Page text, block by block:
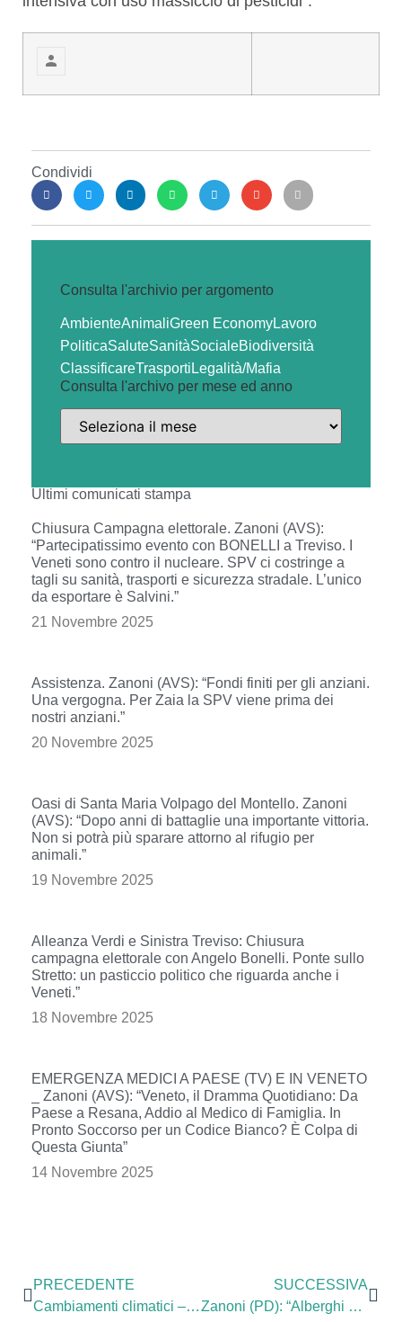
Condividi
Consulta l'archivio per argomento
AmbienteAnimaliGreen EconomyLavoro
PoliticaSaluteSanitàSocialeBiodiversità
ClassificareTrasporti Legalità/Mafia
Consulta l'archivo per mese ed anno
Ultimi comunicati stampa
Chiusura Campagna elettorale. Zanoni (AVS):
“Partecipatissimo evento con BONELLI a Treviso. I
Veneti sono contro il nucleare. SPV ci costringe a
tagli su sanità, trasporti e sicurezza stradale. L’unico
da esportare è Salvini.”
21 Novembre 2025
Assistenza. Zanoni (AVS): “Fondi finiti per gli anziani.
Una vergogna. Per Zaia la SPV viene prima dei
nostri anziani.”
20 Novembre 2025
Oasi di Santa Maria Volpago del Montello. Zanoni
(AVS): “Dopo anni di battaglie una importante vittoria.
Non si potrà più sparare attorno al rifugio per
animali.”
19 Novembre 2025
Alleanza Verdi e Sinistra Treviso: Chiusura
campagna elettorale con Angelo Bonelli. Ponte sullo
Stretto: un pasticcio politico che riguarda anche i
Veneti.”
18 Novembre 2025
EMERGENZA MEDICI A PAESE (TV) E IN VENETO
_ Zanoni (AVS): “Veneto, il Dramma Quotidiano: Da
Paese a Resana, Addio al Medico di Famiglia. In
Pronto Soccorso per un Codice Bianco? È Colpa di
Questa Giunta”
14 Novembre 2025
PRECEDENTE
Cambiamenti climatici – Zanoni (PD): “A fianco dei giovani del Fridays for Future: la politica agisca anziché continuare a prenderli in giro”
SUCCESSIVA
Zanoni (PD): “Alberghi diffusi in deroga agli strumenti urbanistici: tutto ancora in alto mare per conoscere i Comuni interessati. Non è così che si legifera nell’interesse dei veneti”